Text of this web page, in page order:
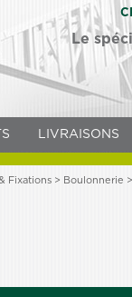
Le
LIVRAISONS
Fixations > Boulonnerie